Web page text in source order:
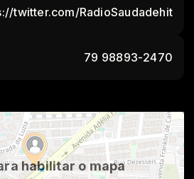
twitter.com/RadioSaudadehit
79 98893-2470
habilitar o mapa